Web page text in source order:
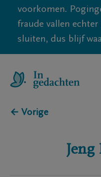
voorkomen.
fraude vallen
sluiten, dus blijf
← Vorige
Jeng